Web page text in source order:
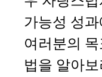
가능성 성
여러분의
법을 알아보